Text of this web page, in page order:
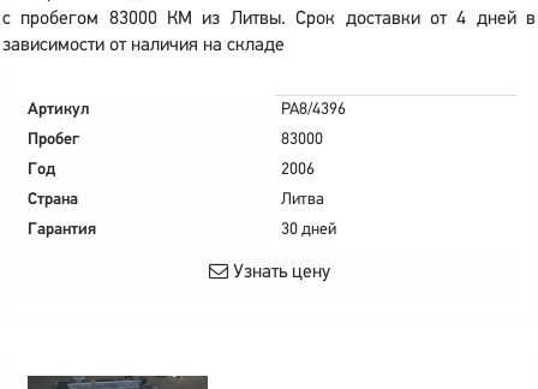
с пробегом 83000 КМ из Литвы. Срок доставки от 4 дней в
зависимости от наличия на складе
Артикул
PA8/4396
Пробег
83000
Год
2006
Страна
Литва
Гарантия
30 дней
Узнать цену